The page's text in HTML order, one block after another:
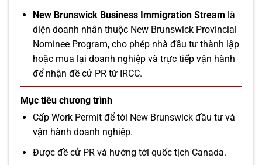
New Brunswick Business Immigration Stream là
diện doanh nhân thuộc New Brunswick Provincial
Nominee Program, cho phép nhà đầu tư thành lập
hoặc mua lại doanh nghiệp và trực tiếp vận hành
để nhận đề cử PR từ IRCC.
Mục tiêu chương trình
Cấp Work Permit để tới New Brunswick đầu tư và
vận hành doanh nghiệp.
Được đề cử PR và hướng tới quốc tịch Canada.